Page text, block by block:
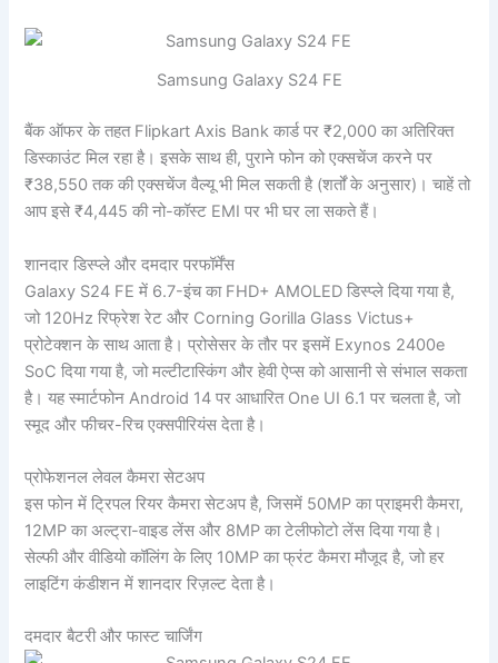
Samsung Galaxy S24 FE
बैंक ऑफर के तहत Flipkart Axis Bank कार्ड पर ₹2,000 का अतिरिक्त
डिस्काउंट मिल रहा है। इसके साथ ही, पुराने फोन को एक्सचेंज करने पर
₹38,550 तक की एक्सचेंज वैल्यू भी मिल सकती है (शर्तों के अनुसार)। चाहें तो
आप इसे ₹4,445 की नो-कॉस्ट EMI पर भी घर ला सकते हैं।
शानदार डिस्प्ले और दमदार परफॉर्मेंस
Galaxy S24 FE में 6.7-इंच का FHD+ AMOLED डिस्प्ले दिया गया है,
जो 120Hz रिफ्रेश रेट और Corning Gorilla Glass Victus+
प्रोटेक्शन के साथ आता है। प्रोसेसर के तौर पर इसमें Exynos 2400e
SoC दिया गया है, जो मल्टीटास्किंग और हेवी ऐप्स को आसानी से संभाल सकता
है। यह स्मार्टफोन Android 14 पर आधारित One UI 6.1 पर चलता है, जो
स्मूद और फीचर-रिच एक्सपीरियंस देता है।
प्रोफेशनल लेवल कैमरा सेटअप
इस फोन में ट्रिपल रियर कैमरा सेटअप है, जिसमें 50MP का प्राइमरी कैमरा,
12MP का अल्ट्रा-वाइड लेंस और 8MP का टेलीफोटो लेंस दिया गया है।
सेल्फी और वीडियो कॉलिंग के लिए 10MP का फ्रंट कैमरा मौजूद है, जो हर
लाइटिंग कंडीशन में शानदार रिज़ल्ट देता है।
दमदार बैटरी और फास्ट चार्जिंग